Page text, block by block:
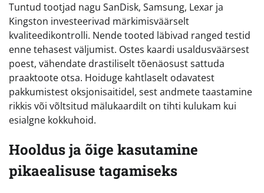
Tuntud tootjad nagu SanDisk, Samsung, Lexar ja
Kingston investeerivad märkimisväärselt
kvaliteedikontrolli. Nende tooted läbivad ranged testid
enne tehasest väljumist. Ostes kaardi usaldusväärsest
poest, vähendate drastiliselt tõenäosust sattuda
praaktoote otsa. Hoiduge kahtlaselt odavatest
pakkumistest oksjonisaitidel, sest andmete taastamine
rikkis või võltsitud mälukaardilt on tihti kulukam kui
esialgne kokkuhoid.
Hooldus ja õige kasutamine
pikaealisuse tagamiseks